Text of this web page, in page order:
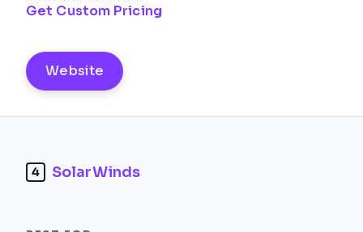
Get Custom Pricing
Website
4 SolarWinds